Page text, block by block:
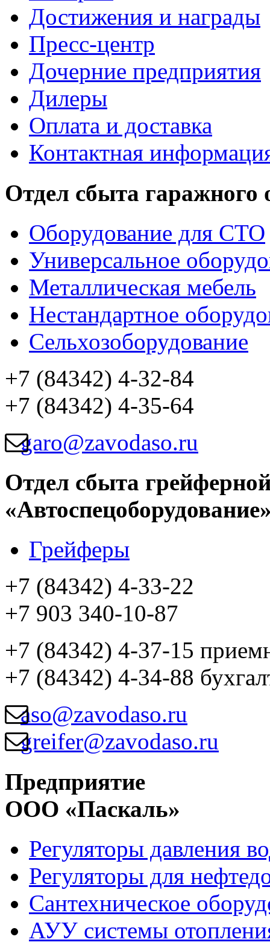
Достижения и награды
Пресс-центр
Дочерние предприятия
Дилеры
Оплата и доставка
Контактная
Отдел сбыта
Оборудование для СТО
Универсальное
Металлическая мебель
Нестандартное
Сельхозоборудование
+7 (84342) 4-32-84
+7 (84342) 4-35-64
garo@zavodaso.ru
Отдел сбыта
Грейферы
+7 (84342) 4-33-22
+7 903 340-10-87
+7 (84342) 4-37-15
+7 (84342) 4-34-88
aso@zavodaso.ru
greifer@zavodaso.ru
Предприятие
ООО «Паскаль»
Регуляторы давления
Регуляторы для
Сантехническое
АУУ системы